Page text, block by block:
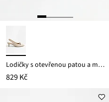
Lodičky s otevřenou patou a mašličkou
829 Kč